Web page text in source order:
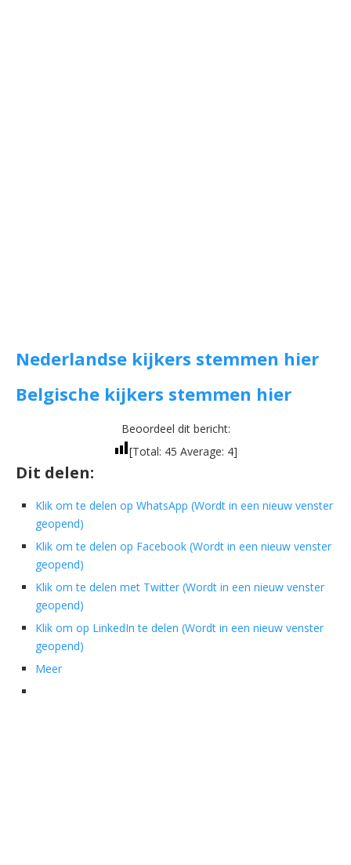
Nederlandse kijkers stemmen hier
Belgische kijkers stemmen hier
Beoordeel dit bericht:
[Total: 45 Average: 4]
Dit delen:
Klik om te delen op WhatsApp (Wordt in een nieuw venster
geopend)
Klik om te delen op Facebook (Wordt in een nieuw venster
geopend)
Klik om te delen met Twitter (Wordt in een nieuw venster
geopend)
Klik om op LinkedIn te delen (Wordt in een nieuw venster
geopend)
Meer